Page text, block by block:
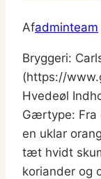
Afadminteam
Bryggeri:
(https://
Hvedeøl
Gærtype: Fra
en uklar
tæt hvidt
koriander og